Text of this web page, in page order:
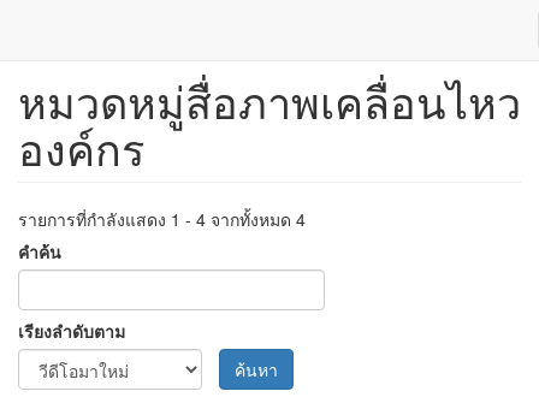
ข้าม
เนื้อหา
หมวดหมู่สื่อภาพเคลื่อนไหว
องค์กร
รายการที่กำลังแสดง 1 - 4 จากทั้งหมด 4
คำค้น
เรียงลำดับตาม
ค้นหา